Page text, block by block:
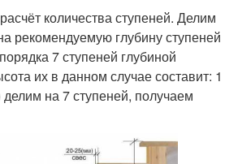
количества ступеней. Делим
рекомендуемую глубину ступеней
7 ступеней глубиной
их в данном случае составит: 1
на 7 ступеней, получаем